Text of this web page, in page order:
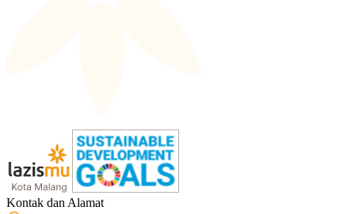
Kontak dan Alamat